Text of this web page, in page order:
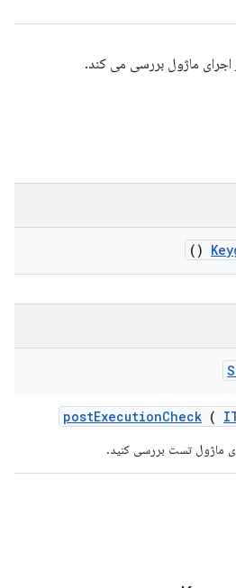
ماژول بررسی می کند.
()
postExecutionCheck (
ماژول تست بررسی کنید.